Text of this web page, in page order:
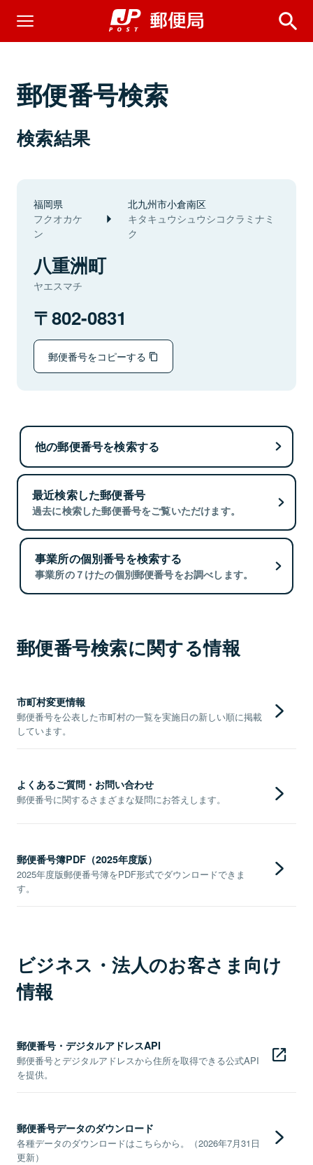
郵便番号検索
検索結果
福岡県
フクオカケ
ン
北九州市小倉南区
キタキュウシュウシコクラミナミ
ク
八重洲町
ヤエスマチ
802-0831
郵便番号をコピーする
他の郵便番号を検索する
最近検索した郵便番号
過去に検索した郵便番号をご覧いただけます。
事業所の個別番号を検索する
事業所の７けたの個別郵便番号をお調べします。
郵便番号検索に関する情報
市町村変更情報
郵便番号を公表した市町村の一覧を実施日の新しい順に掲載
しています。
よくあるご質問・お問い合わせ
郵便番号に関するさまざまな疑問にお答えします。
郵便番号簿PDF（2025年度版）
2025年度版郵便番号簿をPDF形式でダウンロードできま
す。
ビジネス・法人のお客さま向け
情報
郵便番号・デジタルアドレスAPI
郵便番号とデジタルアドレスから住所を取得できる公式API
を提供。
郵便番号データのダウンロード
各種データのダウンロードはこちらから。（2026年7月31日
更新）